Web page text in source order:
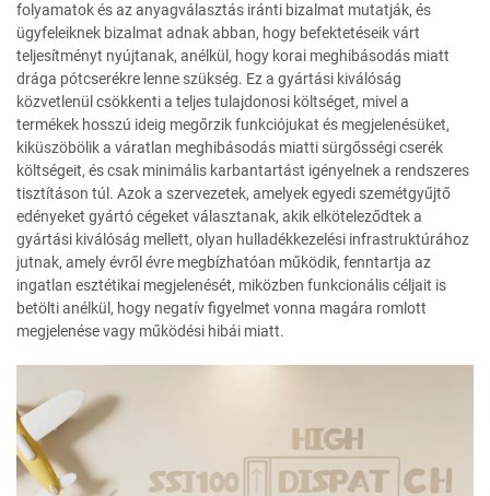
folyamatok és az anyagválasztás iránti bizalmat mutatják, és
ügyfeleiknek bizalmat adnak abban, hogy befektetéseik várt
teljesítményt nyújtanak, anélkül, hogy korai meghibásodás miatt
drága pótcserékre lenne szükség. Ez a gyártási kiválóság
közvetlenül csökkenti a teljes tulajdonosi költséget, mivel a
termékek hosszú ideig megőrzik funkciójukat és megjelenésüket,
kiküszöbölik a váratlan meghibásodás miatti sürgősségi cserék
költségeit, és csak minimális karbantartást igényelnek a rendszeres
tisztításon túl. Azok a szervezetek, amelyek egyedi szemétgyűjtő
edényeket gyártó cégeket választanak, akik elköteleződtek a
gyártási kiválóság mellett, olyan hulladékkezelési infrastruktúrához
jutnak, amely évről évre megbízhatóan működik, fenntartja az
ingatlan esztétikai megjelenését, miközben funkcionális céljait is
betölti anélkül, hogy negatív figyelmet vonna magára romlott
megjelenése vagy működési hibái miatt.